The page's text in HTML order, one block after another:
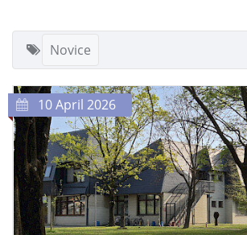
Novice
10 April 2026